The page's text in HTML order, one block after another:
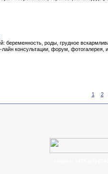
беременность, роды, грудное
консультации, форум,
1 2